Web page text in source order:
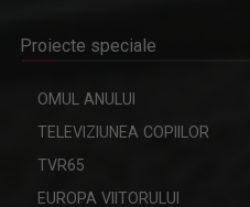
Proiecte speciale
OMUL ANULUI
TELEVIZIUNEA COPIILOR
TVR65
EUROPA VIITORULUI